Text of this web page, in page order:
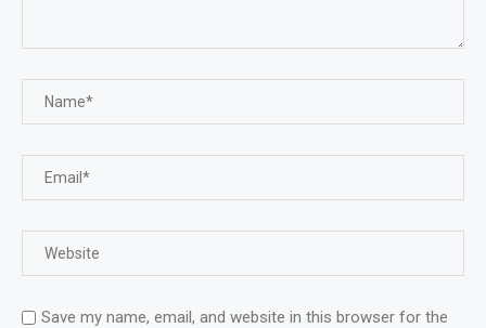
Save my name, email, and website in this browser for the